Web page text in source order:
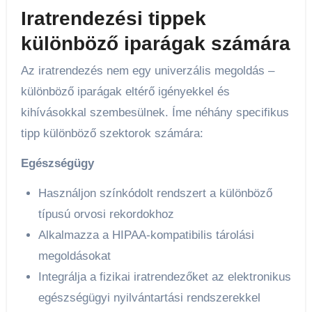
Iratrendezési tippek
különböző iparágak számára
Az iratrendezés nem egy univerzális megoldás –
különböző iparágak eltérő igényekkel és
kihívásokkal szembesülnek. Íme néhány specifikus
tipp különböző szektorok számára:
Egészségügy
Használjon színkódolt rendszert a különböző
típusú orvosi rekordokhoz
Alkalmazza a HIPAA-kompatibilis tárolási
megoldásokat
Integrálja a fizikai iratrendezőket az elektronikus
egészségügyi nyilvántartási rendszerekkel